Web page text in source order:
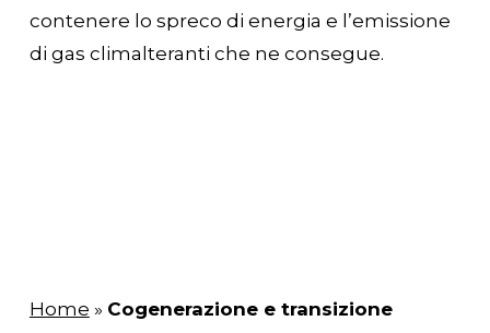
contenere lo spreco di energia e l’emissione
di gas climalteranti che ne consegue.
Home » Cogenerazione e transizione